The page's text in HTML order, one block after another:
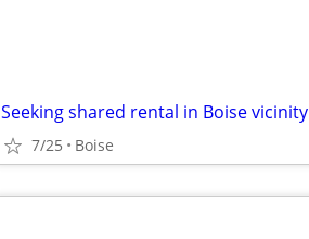
Seeking shared rental in Boise vicinity
7/25 Boise